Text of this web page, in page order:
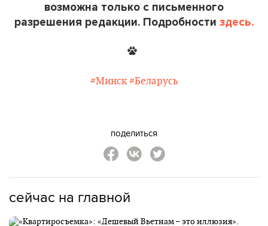
возможна только с письменного
разрешения редакции. Подробности здесь.
#Минск #Беларусь
поделиться
сейчас на главной